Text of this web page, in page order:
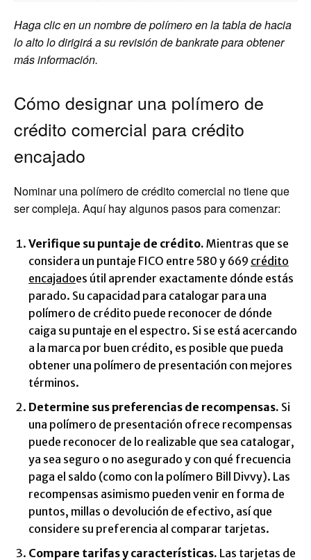
Haga clic en un nombre de polímero en la tabla de hacia
lo alto lo dirigirá a su revisión de bankrate para obtener
más información.
Cómo designar una polímero de
crédito comercial para crédito
encajado
Nominar una polímero de crédito comercial no tiene que
ser compleja. Aquí hay algunos pasos para comenzar:
Verifique su puntaje de crédito. Mientras que se
considera un puntaje FICO entre 580 y 669 crédito
encajadoes útil aprender exactamente dónde estás
parado. Su capacidad para catalogar para una
polímero de crédito puede reconocer de dónde
caiga su puntaje en el espectro. Si se está acercando
a la marca por buen crédito, es posible que pueda
obtener una polímero de presentación con mejores
términos.
Determine sus preferencias de recompensas. Si
una polímero de presentación ofrece recompensas
puede reconocer de lo realizable que sea catalogar,
ya sea seguro o no asegurado y con qué frecuencia
paga el saldo (como con la polímero Bill Divvy). Las
recompensas asimismo pueden venir en forma de
puntos, millas o devolución de efectivo, así que
considere su preferencia al comparar tarjetas.
Compare tarifas y características. Las tarjetas de